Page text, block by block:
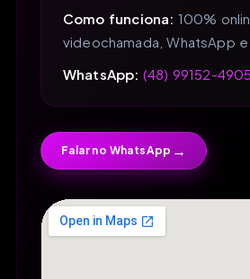
Como funciona: 100%
videochamada, WhatsApp
WhatsApp: (48) 99152-4905
Falar no WhatsApp →